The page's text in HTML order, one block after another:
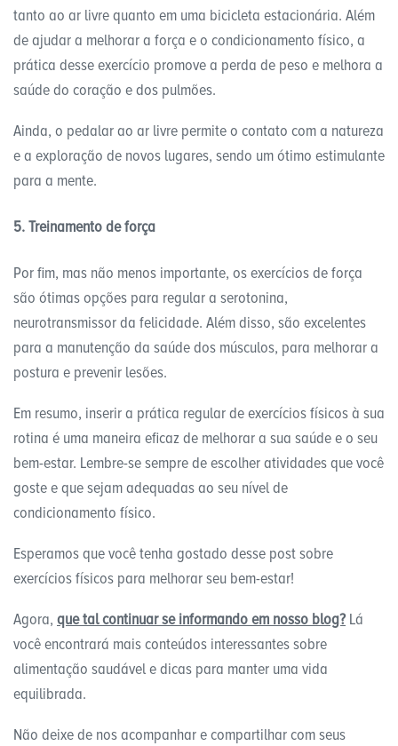
tanto ao ar livre quanto em uma bicicleta estacionária. Além
de ajudar a melhorar a força e o condicionamento físico, a
prática desse exercício promove a perda de peso e melhora a
saúde do coração e dos pulmões.
Ainda, o pedalar ao ar livre permite o contato com a natureza
e a exploração de novos lugares, sendo um ótimo estimulante
para a mente.
5. Treinamento de força
Por fim, mas não menos importante, os exercícios de força
são ótimas opções para regular a serotonina,
neurotransmissor da felicidade. Além disso, são excelentes
para a manutenção da saúde dos músculos, para melhorar a
postura e prevenir lesões.
Em resumo, inserir a prática regular de exercícios físicos à sua
rotina é uma maneira eficaz de melhorar a sua saúde e o seu
bem-estar. Lembre-se sempre de escolher atividades que você
goste e que sejam adequadas ao seu nível de
condicionamento físico.
Esperamos que você tenha gostado desse post sobre
exercícios físicos para melhorar seu bem-estar!
Agora, que tal continuar se informando em nosso blog? Lá
você encontrará mais conteúdos interessantes sobre
alimentação saudável e dicas para manter uma vida
equilibrada.
Não deixe de nos acompanhar e compartilhar com seus